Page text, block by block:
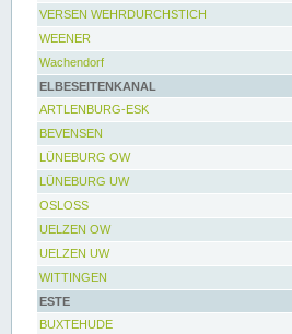
VERSEN WEHRDURCHSTICH
WEENER
Wachendorf
ELBESEITENKANAL
ARTLENBURG-ESK
BEVENSEN
LÜNEBURG OW
LÜNEBURG UW
OSLOSS
UELZEN OW
UELZEN UW
WITTINGEN
ESTE
BUXTEHUDE